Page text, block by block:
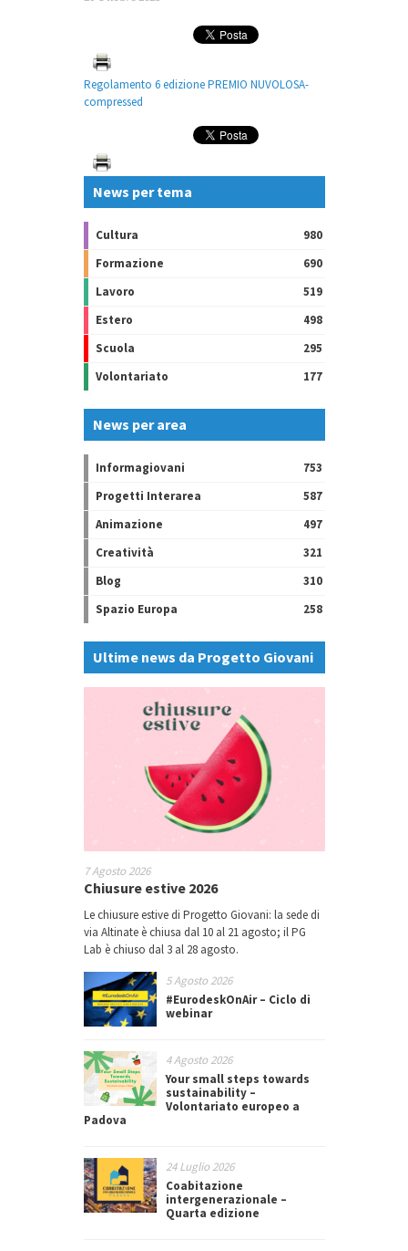
Regolamento 6 edizione PREMIO NUVOLOSA-
compressed
News per tema
Cultura
980
Formazione
690
Lavoro
519
Estero
498
Scuola
295
Volontariato
177
News per area
Informagiovani
753
Progetti Interarea
587
Animazione
497
Creatività
321
Blog
310
Spazio Europa
258
Ultime news da Progetto Giovani
7 Agosto 2026
Chiusure estive 2026
Le chiusure estive di Progetto Giovani: la sede di
via Altinate è chiusa dal 10 al 21 agosto; il PG
Lab è chiuso dal 3 al 28 agosto.
5 Agosto 2026
#EurodeskOnAir – Ciclo di
webinar
4 Agosto 2026
Your small steps towards
sustainability –
Volontariato europeo a
Padova
24 Luglio 2026
Coabitazione
intergenerazionale –
Quarta edizione